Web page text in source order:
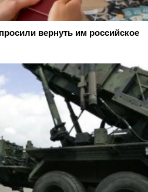
вернуть им российское